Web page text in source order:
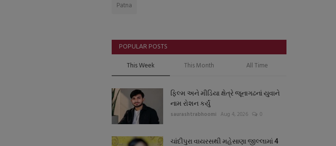
Patna
POPULAR POSTS
This Week This Month All Time
ફિલ્મ અને મીડિયા ક્ષેત્રે જૂનાગઢનાં યુવાને
નામ રોશન કર્યું
saurashtrabhoomi Aug 4, 2026 0
ચાંદીપુરા વાયરસથી મહેસાણા જીલ્લામાં 4